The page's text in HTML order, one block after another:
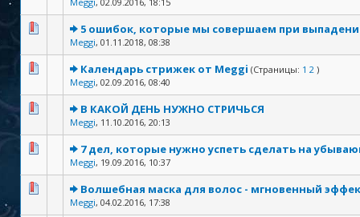
5 ошибок, которые мы совершаем при
Meggi, 01.11.2018, 08:38
Календарь стрижек от Meggi (Страницы: 1 2 )
Meggi, 02.09.2016, 08:40
В КАКОЙ ДЕНЬ НУЖНО СТРИЧЬСЯ
Meggi, 11.10.2016, 20:13
7 дел, которые нужно успеть сделать на
Meggi, 19.09.2016, 10:37
Волшебная маска для волос - мгновенный
Meggi, 04.02.2016, 17:38